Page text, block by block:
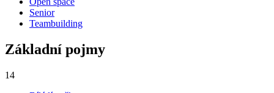
Senior
Teambuilding
Základní pojmy
14